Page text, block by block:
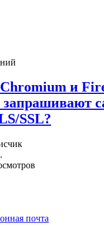
и
запрашивают
SSL?
почта